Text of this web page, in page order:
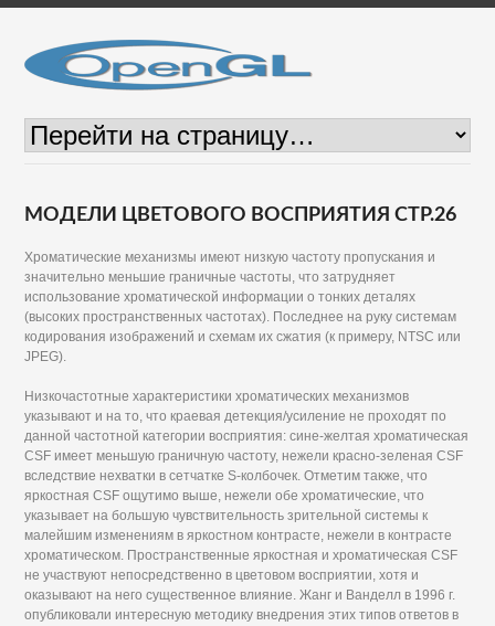
МОДЕЛИ ЦВЕТОВОГО ВОСПРИЯТИЯ СТР.26
Хроматические механизмы имеют низкую частоту пропускания и
значительно меньшие граничные частоты, что затрудняет
использование хроматической информации о тонких деталях
(высоких пространственных частотах). Последнее на руку системам
кодирования изображений и схемам их сжатия (к примеру, NTSC или
JPEG).
Низкочастотные характеристики хроматических механизмов
указывают и на то, что краевая детекция/усиление не проходят по
данной частотной категории восприятия: сине-желтая хроматическая
CSF имеет меньшую граничную частоту, нежели красно-зеленая CSF
вследствие нехватки в сетчатке S-колбочек. Отметим также, что
яркостная CSF ощутимо выше, нежели обе хроматические, что
указывает на большую чувствительность зрительной системы к
малейшим изменениям в яркостном контрасте, нежели в контрасте
хроматическом. Пространственные яркостная и хроматическая CSF
не участвуют непосредственно в цветовом восприятии, хотя и
оказывают на него существенное влияние. Жанг и Ванделл в 1996 г.
опубликовали интересную методику внедрения этих типов ответов в